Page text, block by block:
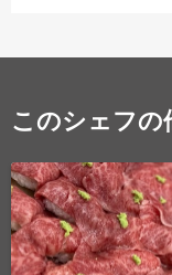
このシェフの